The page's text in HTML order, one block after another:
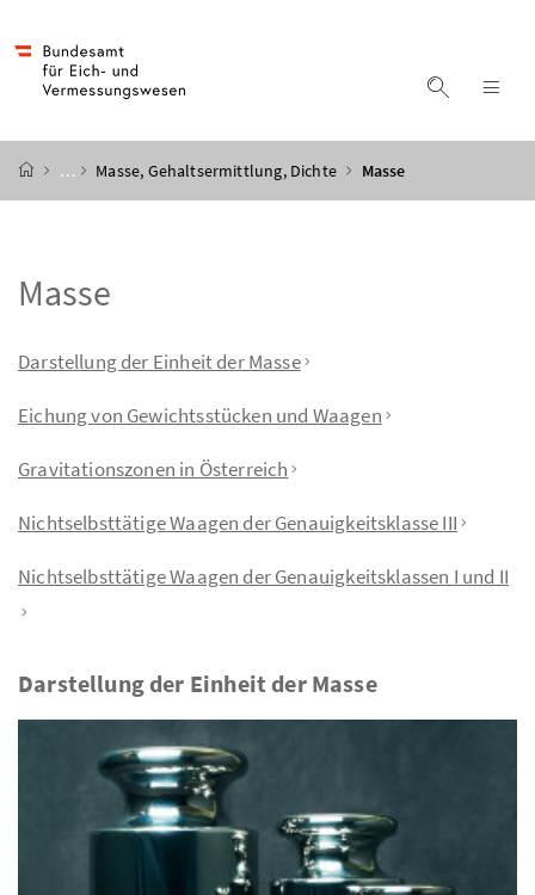
Suche
Startseite
… Masse, Gehaltsermittlung, Dichte Masse
Masse
Inhaltsverzeichnis
Darstellung der Einheit der Masse
Eichung von Gewichtsstücken und Waagen
Gravitationszonen in Österreich
Nichtselbsttätige Waagen der Genauigkeitsklasse III
Nichtselbsttätige Waagen der Genauigkeitsklassen I und II
Darstellung der Einheit der Masse